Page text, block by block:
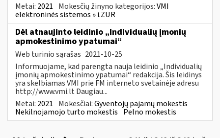
Metai: 2021 Mokesčių žinyno kategorijos:VMI
elektroninės sistemos » i.ZUR
Dėl atnaujinto leidinio „Individualių įmonių
apmokestinimo ypatumai“
Web turinio sąrašas 2021-10-25
Informuojame, kad parengta nauja leidinio „Individualių
įmonių apmokestinimo ypatumai“ redakcija. Šis leidinys
yra skelbiamas VMI prie FM interneto svetainėje adresu
http://www.vmi.lt Daugiau...
Metai: 2021 Mokesčiai:Gyventojų pajamų mokestis
Nekilnojamojo turto mokestis Pelno mokestis